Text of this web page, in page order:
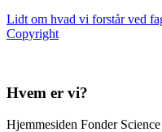
Lidt om hvad vi forstår ved
Copyright
Hvem er vi?
Hjemmesiden Fonder